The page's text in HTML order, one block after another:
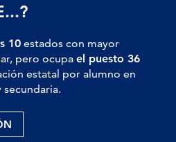
10 estados con mayor
pero ocupa el puesto 36
estatal por alumno en